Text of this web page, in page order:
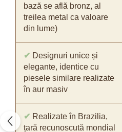
bază se află bronz, al
treilea metal ca valoare
din lume)
✔ Designuri unice și
elegante, identice cu
piesele similare realizate
în aur masiv
✔ Realizate în Brazilia,
țară recunoscută mondial